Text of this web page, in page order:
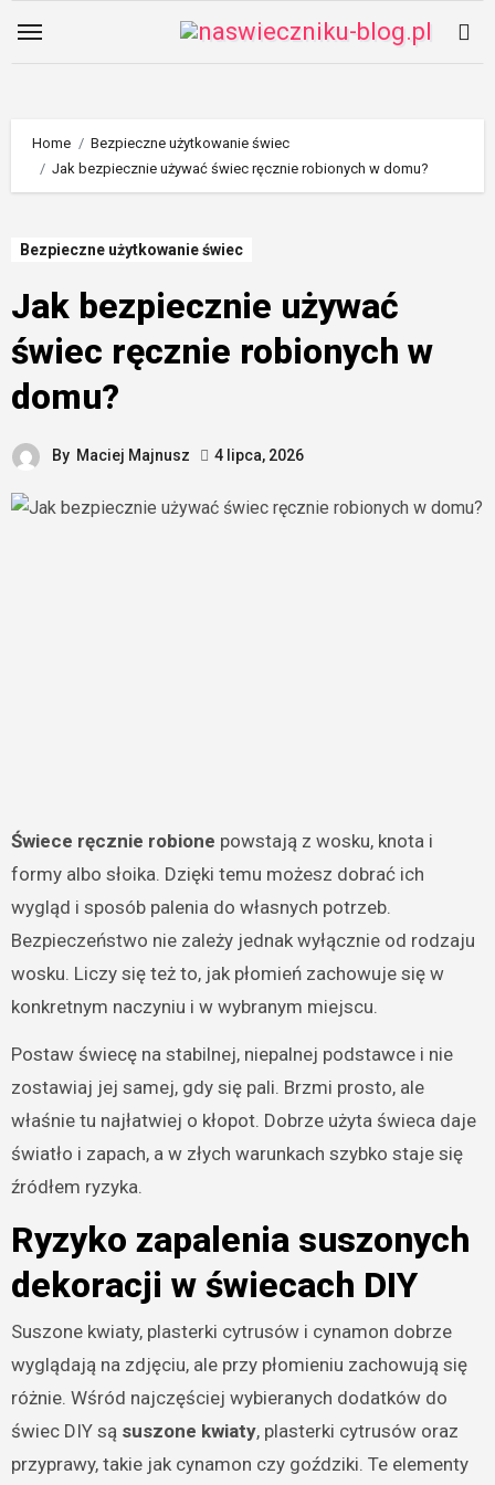
Home
Bezpieczne użytkowanie świec
Jak bezpiecznie używać świec ręcznie robionych w domu?
Bezpieczne użytkowanie świec
Jak bezpiecznie używać
świec ręcznie robionych w
domu?
By Maciej Majnusz 4 lipca, 2026
Świece ręcznie robione powstają z wosku, knota i
formy albo słoika. Dzięki temu możesz dobrać ich
wygląd i sposób palenia do własnych potrzeb.
Bezpieczeństwo nie zależy jednak wyłącznie od rodzaju
wosku. Liczy się też to, jak płomień zachowuje się w
konkretnym naczyniu i w wybranym miejscu.
Postaw świecę na stabilnej, niepalnej podstawce i nie
zostawiaj jej samej, gdy się pali. Brzmi prosto, ale
właśnie tu najłatwiej o kłopot. Dobrze użyta świeca daje
światło i zapach, a w złych warunkach szybko staje się
źródłem ryzyka.
Ryzyko zapalenia suszonych
dekoracji w świecach DIY
Suszone kwiaty, plasterki cytrusów i cynamon dobrze
wyglądają na zdjęciu, ale przy płomieniu zachowują się
różnie. Wśród najczęściej wybieranych dodatków do
świec DIY są suszone kwiaty, plasterki cytrusów oraz
przyprawy, takie jak cynamon czy goździki. Te elementy